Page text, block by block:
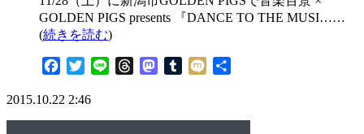
GOLDEN PIGS presents 『DANCE TO THE MUSI……
(続きを読む)
FacebookTwitterLine ThreadsMastodonTumblrMixi
2015.10.22 2:46